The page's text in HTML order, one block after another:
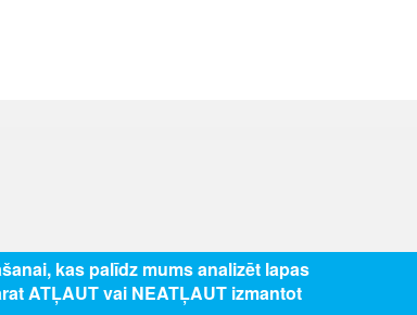
kas palīdz mums analizēt lapas
ATĻAUT vai NEATĻAUT izmantot